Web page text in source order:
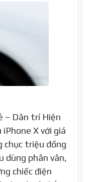
– Dân trí Hiện
X với giá
chục triệu đồng
dùng phân vân,
chiếc điện